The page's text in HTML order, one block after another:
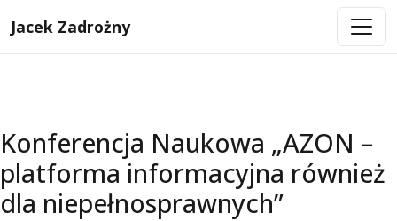
Jacek Zadrożny
Konferencja Naukowa „AZON –
platforma informacyjna również
dla niepełnosprawnych”